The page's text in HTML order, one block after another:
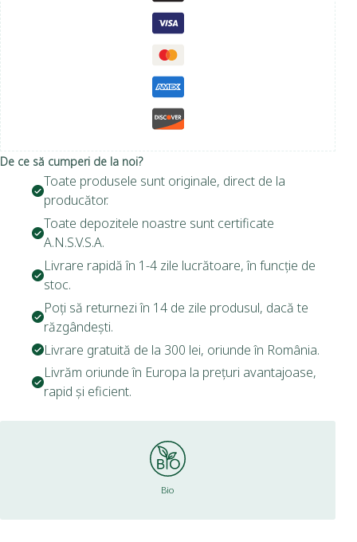
De ce să cumperi de la noi?
Toate produsele sunt originale, direct de la
producător.
Toate depozitele noastre sunt certificate
A.N.S.V.S.A.
Livrare rapidă în 1-4 zile lucrătoare, în funcție de
stoc.
Poți să returnezi în 14 de zile produsul, dacă te
răzgândești.
Livrare gratuită de la 300 lei, oriunde în România.
Livrăm oriunde în Europa la prețuri avantajoase,
rapid și eficient.
Bio